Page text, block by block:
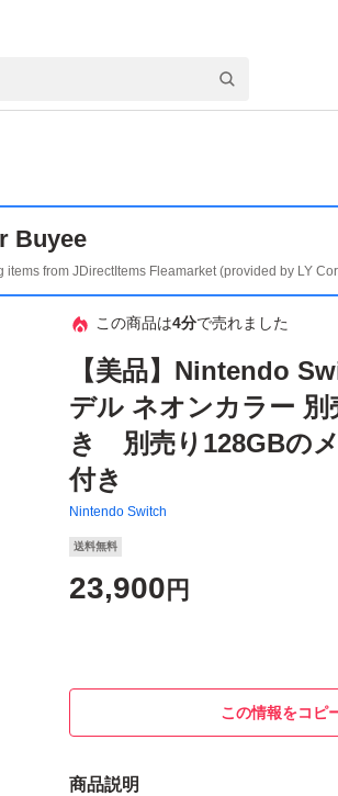
Buyee
from JDirectItems Fleamarket (provided by LY
この商品は4分で売れました
【美品】Nintendo
デル ネオンカラー 別
き 別売り128GBの
付き
Nintendo Switch
送料無料
23,900 円
この情報をコピ
商品説明